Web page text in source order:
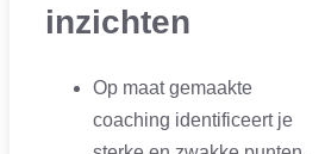
inzichten
Op maat gemaakte
coaching identificeert je